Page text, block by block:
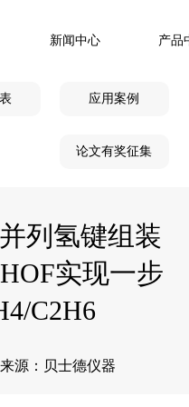
新闻中心 产品
应用案例
论文有奖征集
列氢键组装
实现一步
C2H6
源：贝士德仪器